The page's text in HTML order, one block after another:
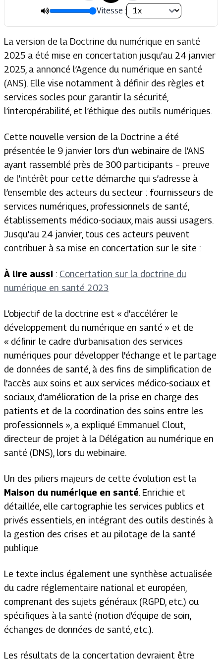
Vitesse :
La version de la Doctrine du numérique en santé
2025 a été mise en concertation jusqu’au 24 janvier
2025, a annoncé l’Agence du numérique en santé
(ANS). Elle vise notamment à définir des règles et
services socles pour garantir la sécurité,
l’interopérabilité, et l’éthique des outils numériques.
Cette nouvelle version de la Doctrine a été
présentée le 9 janvier lors d’un webinaire de l’ANS
ayant rassemblé près de 300 participants – preuve
de l’intérêt pour cette démarche qui s’adresse à
l’ensemble des acteurs du secteur : fournisseurs de
services numériques, professionnels de santé,
établissements médico-sociaux, mais aussi usagers.
Jusqu’au 24 janvier, tous ces acteurs peuvent
contribuer à sa mise en concertation sur le site :
À lire aussi : Concertation sur la doctrine du
numérique en santé 2023
L’objectif de la doctrine est « d’accélérer le
développement du numérique en santé » et de
« définir le cadre d'urbanisation des services
numériques pour développer l'échange et le partage
de données de santé, à des fins de simplification de
l'accès aux soins et aux services médico-sociaux et
sociaux, d'amélioration de la prise en charge des
patients et de la coordination des soins entre les
professionnels », a expliqué Emmanuel Clout,
directeur de projet à la Délégation au numérique en
santé (DNS), lors du webinaire.
Un des piliers majeurs de cette évolution est la
Maison du numérique en santé. Enrichie et
détaillée, elle cartographie les services publics et
privés essentiels, en intégrant des outils destinés à
la gestion des crises et au pilotage de la santé
publique.
Le texte inclus également une synthèse actualisée
du cadre réglementaire national et européen,
comprenant des sujets généraux (RGPD, etc.) ou
spécifiques à la santé (notion d’équipe de soin,
échanges de données de santé, etc.).
Les résultats de la concertation devraient être